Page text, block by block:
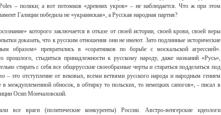
– поляки; а вот потомков «древних укров» – не наблюдается. Что ж при этом
Галиции победила не «украинская», а Русская народная партия?
которого заключается в отказе от своей истории, своей крови, своей веры
доказать, что к русским отношения они не имеют. Зато подлинные исторические
образом» превратились в «соратников по борьбе с москальской агрессией».
прошлого, стыдиться принадлежности к русскому народу, даже названий «Русь»,
стирать с себя все общерусские своеобразные черты и стараться подделаться под
– это отступление от вековых, всеми ветвями русского народа и народным гением
междуплеменной обносок, в обтирку то польских, то немецких сапогов», - писал в
Осип Мончаловский.
все враги (политические конкуренты) России. Австро-венгерские идеологи